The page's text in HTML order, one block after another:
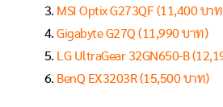
MSI Optix G273QF (11,400 บา
Gigabyte G27Q (11,990 บาท)
LG UltraGear 32GN650-B
BenQ EX3203R (15,500 บาท)